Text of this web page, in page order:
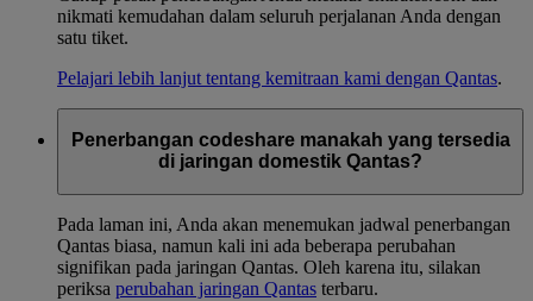
nikmati kemudahan dalam seluruh perjalanan Anda dengan
satu tiket.
Pelajari lebih lanjut tentang kemitraan kami dengan Qantas.
Penerbangan codeshare manakah yang tersedia
di jaringan domestik Qantas?
Pada laman ini, Anda akan menemukan jadwal penerbangan
Qantas biasa, namun kali ini ada beberapa perubahan
signifikan pada jaringan Qantas. Oleh karena itu, silakan
periksa perubahan jaringan Qantas terbaru.